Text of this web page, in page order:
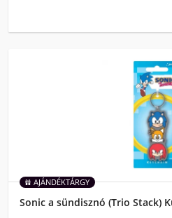
AJÁNDÉKTÁRGY
Sonic a sündisznó (Trio Stack)